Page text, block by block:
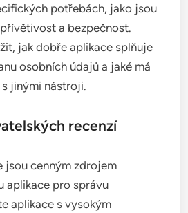
potřebách, jako jsou
a bezpečnost.
jak dobře aplikace splňuje
osobních údajů a jaké má
jinými nástroji.
recenzí
jsou cenným zdrojem
aplikace pro správu
aplikace s vysokým